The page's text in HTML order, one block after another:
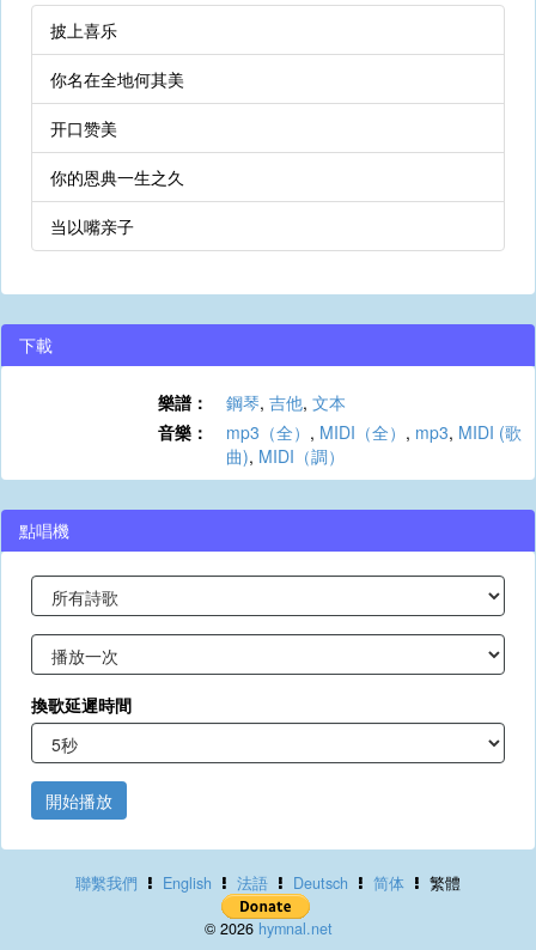
披上喜乐
你名在全地何其美
开口赞美
你的恩典一生之久
当以嘴亲子
下載
樂譜： 鋼琴, 吉他, 文本
音樂：
mp3（全） , MIDI（全） , mp3, MIDI (歌
曲), MIDI（調）
點唱機
換歌延遲時間
開始播放
聯繫我們 English 法語 Deutsch 简体 繁體
© 2026 hymnal.net